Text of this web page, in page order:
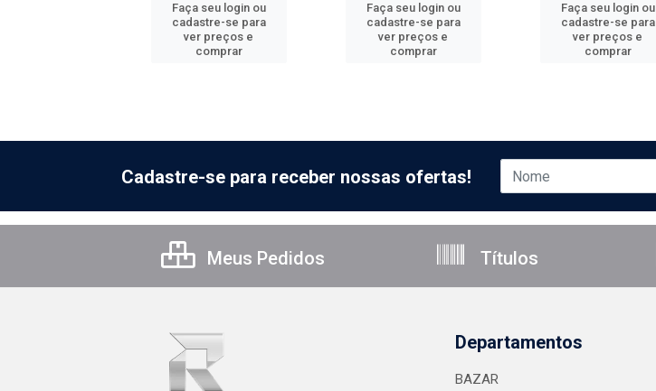
Faça seu login ou
cadastre-se para
ver preços e
comprar
Faça seu login ou
cadastre-se para
ver preços e
comprar
Faça seu login ou
cadastre-se para
ver preços e
comprar
Cadastre-se para receber nossas ofertas!
Meus Pedidos Títulos
Departamentos
BAZAR